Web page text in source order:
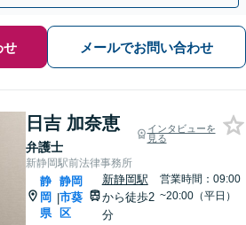
せ メールでお問い合わせ
日吉 加奈恵
弁護士
インタビューを
見る
新静岡駅前法律事務所
静
岡
県
|
静岡
市葵
区
新静岡駅
から徒歩2
分
営業時間：09:00
~20:00（平日）